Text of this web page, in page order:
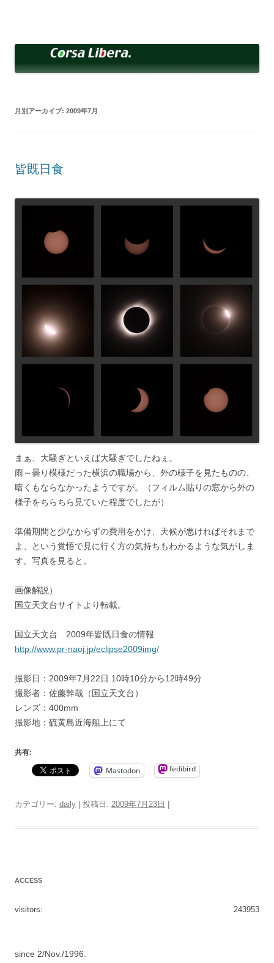
へ
ッ
月別アーカイブ: 2009年7月
皆既日食
まぁ、大騒ぎといえば大騒ぎでしたねぇ。
雨～曇り模様だった横浜の職場から、外の様子を見たものの、
暗くもならなかったようですが。（フィルム貼りの窓から外の
様子をちらちら見ていた程度でしたが）
準備期間と少なからずの費用をかけ、天候が悪ければそれまで
よ、という覚悟で見に行く方の気持ちもわかるような気がしま
す。写真を見ると。
画像解説）
国立天文台サイトより転載。
国立天文台 2009年皆既日食の情報
http://www.pr-naoj.jp/eclipse2009img/
撮影日：2009年7月22日 10時10分から12時49分
撮影者：佐藤幹哉（国立天文台）
レンズ：400mm
撮影地：硫黄島近海船上にて
共有:
Mastodon fedibird
カテゴリー: daily | 投稿日: 2009年7月23日 |
ACCESS
243953
visitors:
since 2/Nov./1996.